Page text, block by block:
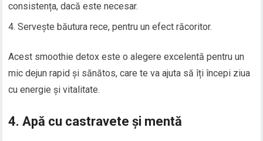
consistența, dacă este necesar.
Servește băutura rece, pentru un efect răcoritor.
Acest smoothie detox este o alegere excelentă pentru un
mic dejun rapid și sănătos, care te va ajuta să îți începi ziua
cu energie și vitalitate.
4.Apă cu castravete și mentă